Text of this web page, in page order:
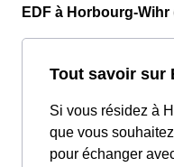
EDF à Horbourg-Wihr
Tout savoir sur
Si vous résidez à
que vous
pour échanger